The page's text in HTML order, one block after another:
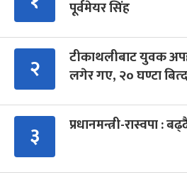
पूर्वमेयर सिंह
२
टीकाथलीबाट युवक
लगेर गए, २० घण्टा
३ प्रधानमन्त्री-रास्वपा :